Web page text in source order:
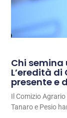
Chi
L’eredità
presente e
Il Comizio Agrario
Tanaro e Pesio